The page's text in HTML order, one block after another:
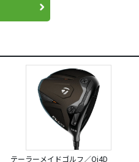
テーラーメイドゴルフ／Qi4D